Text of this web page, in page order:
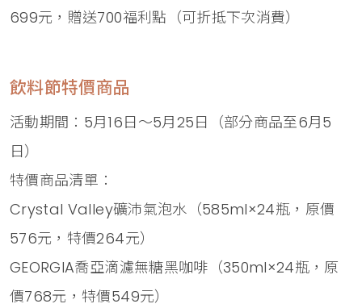
699元，贈送700福利點（可折抵下次消費）
飲料節特價商品
活動期間：5月16日～5月25日（部分商品至6月5
日）
特價商品清單：
Crystal Valley礦沛氣泡水（585ml×24瓶，原價
576元，特價264元）
GEORGIA喬亞滴濾無糖黑咖啡（350ml×24瓶，原
價768元，特價549元）